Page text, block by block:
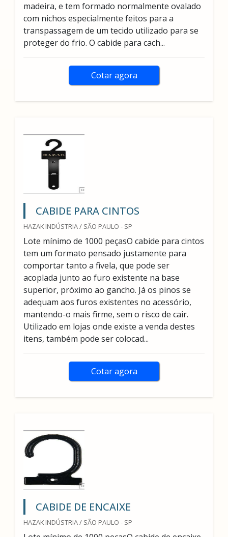
madeira, e tem formado normalmente ovalado
com nichos especialmente feitos para a
transpassagem de um tecido utilizado para se
proteger do frio. O cabide para cach...
Cotar agora
CABIDE PARA CINTOS
HAZAK INDÚSTRIA / SÃO PAULO - SP
Lote mínimo de 1000 peçasO cabide para cintos
tem um formato pensado justamente para
comportar tanto a fivela, que pode ser
acoplada junto ao furo existente na base
superior, próximo ao gancho. Já os pinos se
adequam aos furos existentes no acessório,
mantendo-o mais firme, sem o risco de cair.
Utilizado em lojas onde existe a venda destes
itens, também pode ser colocad...
Cotar agora
CABIDE DE ENCAIXE
HAZAK INDÚSTRIA / SÃO PAULO - SP